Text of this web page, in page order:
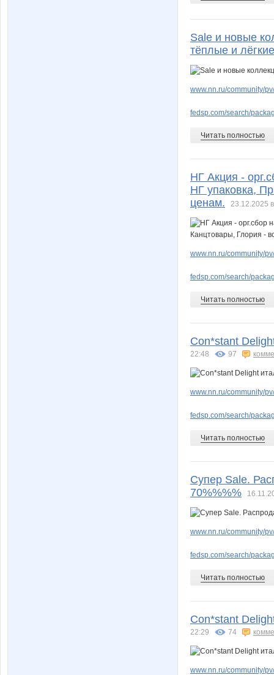
Sale и новые
тёплые и
www.nn.ru/community/
fedsp.com/search/
Читать полностью
НГ Акция -
НГ упаковка,
ценам.
23.12.2025
www.nn.ru/community/
fedsp.com/search/
Читать полностью
Con*stant
22:48 97
www.nn.ru/community/
fedsp.com/search/
Читать полностью
Супер Sale.
70%%%%
www.nn.ru/community/
fedsp.com/search/
Читать полностью
Con*stant
22:29 74
www.nn.ru/community/